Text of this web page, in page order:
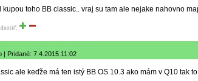
toho BB classic.. vraj su tam ale nejake nahovno
| Pridané: 7.4.2015 11:02
ale keďže má ten istý BB OS 10.3 ako mám v Q10 tak